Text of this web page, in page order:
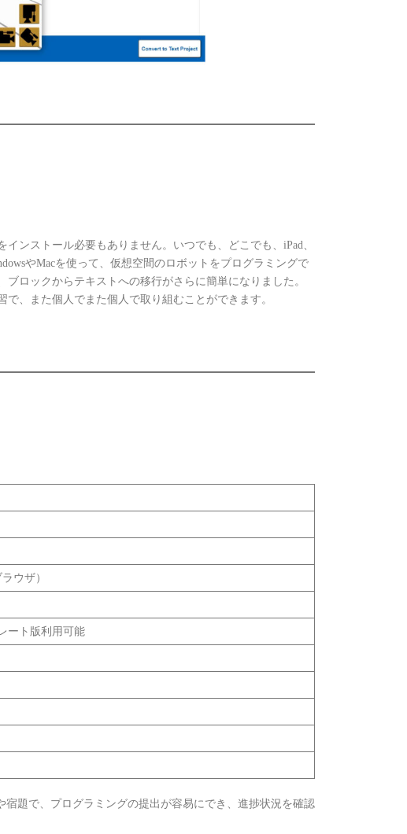
ンストール必要もありません。いつでも、どこでも、iPad、
やMacを使って、仮想空間のロボットをプログラミングで
ロックからテキストへの移行がさらに簡単になりました。
、また個人でまた個人で取り組むことができます。
ウザ）
ート版利用可能
題で、プログラミングの提出が容易にでき、進捗状況を確認